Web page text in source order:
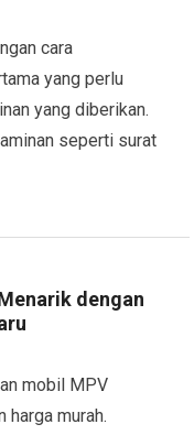
cara
yang perlu
yang diberikan.
seperti surat
dengan
mobil MPV
harga murah.